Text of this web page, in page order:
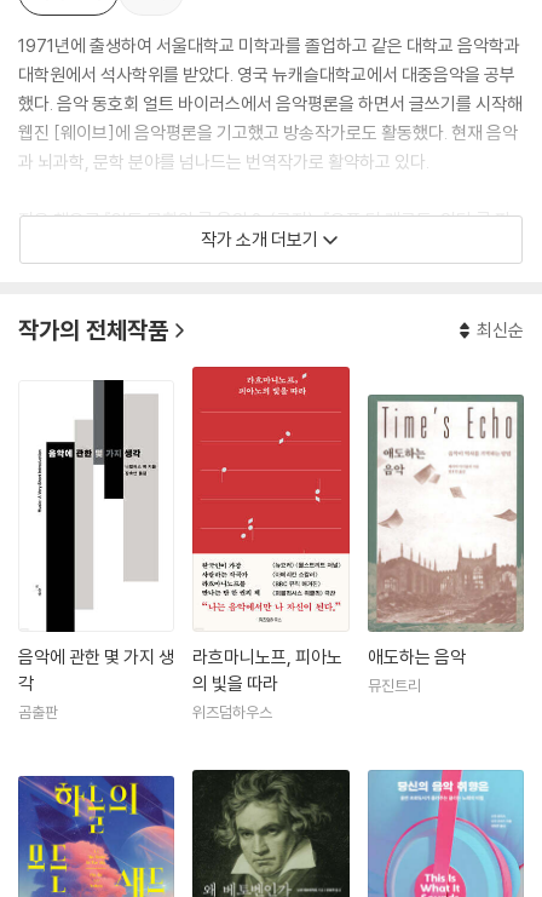
1971년에 출생하여 서울대학교 미학과를 졸업하고 같은 대학교 음악학과
대학원에서 석사학위를 받았다. 영국 뉴캐슬대학교에서 대중음악을 공부
했다. 음악 동호회 얼트 바이러스에서 음악평론을 하면서 글쓰기를 시작해
웹진 [웨이브]에 음악평론을 기고했고 방송작가로도 활동했다. 현재 음악
과 뇌과학, 문학 분야를 넘나드는 번역작가로 활약하고 있다.
지은 책으로 『얼트 문화와 록 음악 2』(공저), 『오프 더 레코드, 인디 록 파
일』(공저) 등이 있고, 옮긴 책으로 『뇌의 왈츠』, 『뮤지코필리아』, 『인문학
오』,『과학으로 풀어보는 음악의 비밀』, 『긍정의 뇌』, 『지금까지 알고 있던
내 모습이 모두 가짜라면』, 『자연의 노래를 들어라』, 『클래식의 발견』 『이
레슨이 끝나지 않기를』 『스스로 치유하는 뇌』 『소리의 마음들』『슈베르트
의 겨울 나그네』 『하워드 구달의 다시 쓰는 음악 이야기』 『고전적 양식』
『쇼스타코비치』 등이 있다.
작가 소개 더보기
작가의 전체작품 최신순
음악에 관한 몇 가지 생
각
곰출판
라흐마니노프, 피아노
의 빛을 따라
위즈덤하우스
애도하는 음악
뮤진트리